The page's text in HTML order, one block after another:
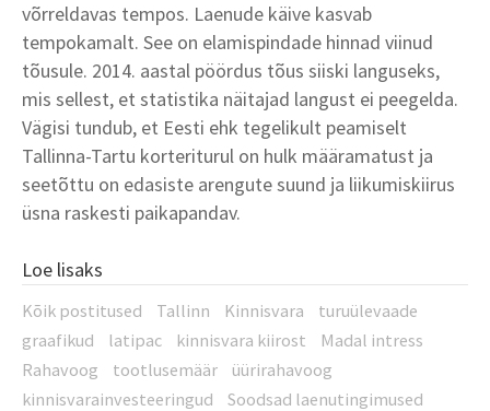
võrreldavas tempos. Laenude käive kasvab
tempokamalt. See on elamispindade hinnad viinud
tõusule. 2014. aastal pöördus tõus siiski languseks,
mis sellest, et statistika näitajad langust ei peegelda.
Vägisi tundub, et Eesti ehk tegelikult peamiselt
Tallinna-Tartu korteriturul on hulk määramatust ja
seetõttu on edasiste arengute suund ja liikumiskiirus
üsna raskesti paikapandav.
Loe lisaks
Kõik postitused Tallinn Kinnisvara
turuülevaade
graafikud
latipac kinnisvara kiirost
Madal intress
Rahavoog
tootlusemäär
üürirahavoog
kinnisvarainvesteeringud
Soodsad laenutingimused